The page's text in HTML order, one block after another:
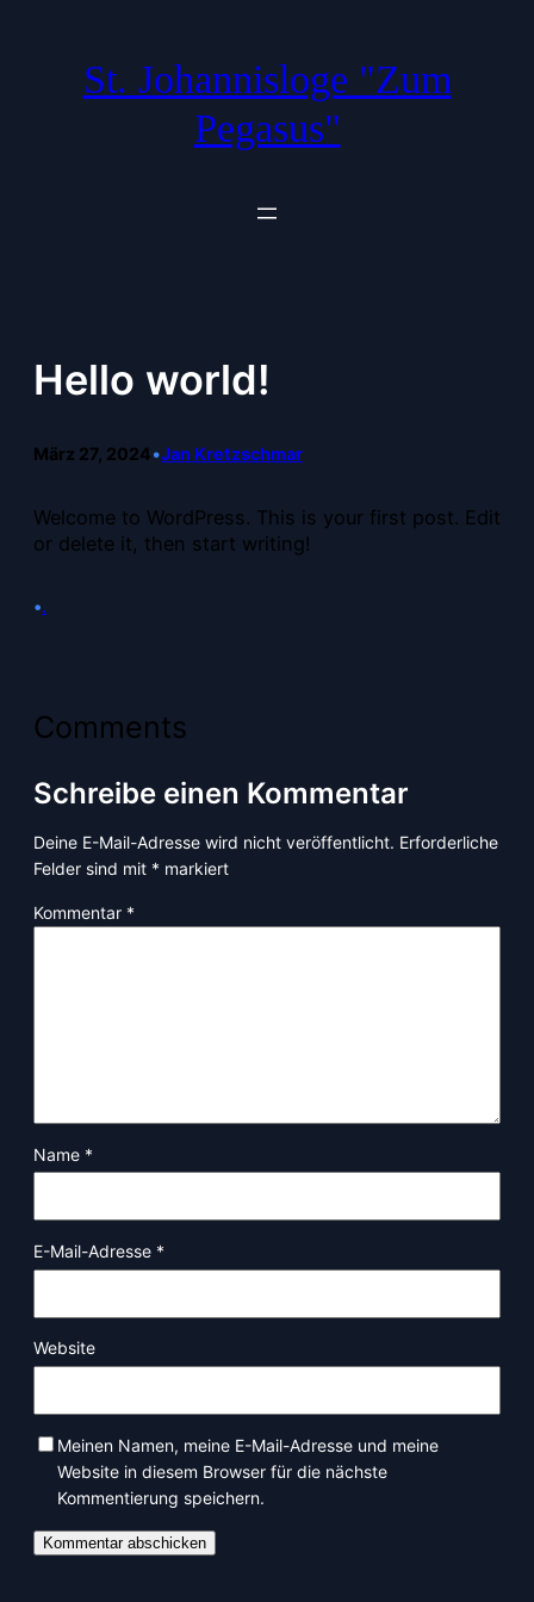
St. Johannisloge "Zum
Pegasus"
Hello world!
März 27, 2024•Jan Kretzschmar
Welcome to WordPress. This is your first post. Edit
or delete it, then start writing!
•.
Comments
Schreibe einen Kommentar
Deine E-Mail-Adresse wird nicht veröffentlicht. Erforderliche
Felder sind mit * markiert
Kommentar *
Name *
E-Mail-Adresse *
Website
Meinen Namen, meine E-Mail-Adresse und meine
Website in diesem Browser für die nächste
Kommentierung speichern.